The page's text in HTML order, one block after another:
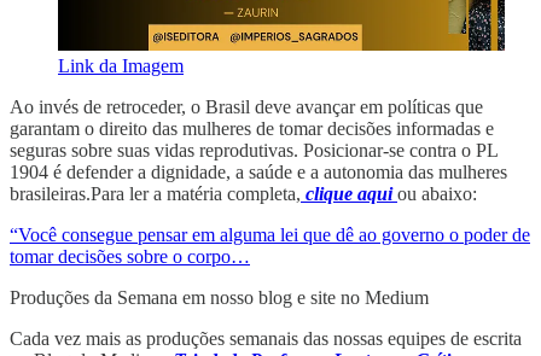
Link da Imagem
Ao invés de retroceder, o Brasil deve avançar em políticas que
garantam o direito das mulheres de tomar decisões informadas e
seguras sobre suas vidas reprodutivas. Posicionar-se contra o PL
1904 é defender a dignidade, a saúde e a autonomia das mulheres
brasileiras.Para ler a matéria completa, clique aquiou abaixo:
“Você consegue pensar em alguma lei que dê ao governo o poder de
tomar decisões sobre o corpo…
Produções da Semana em nosso blog e site no Medium
Cada vez mais as produções semanais das nossas equipes de escrita